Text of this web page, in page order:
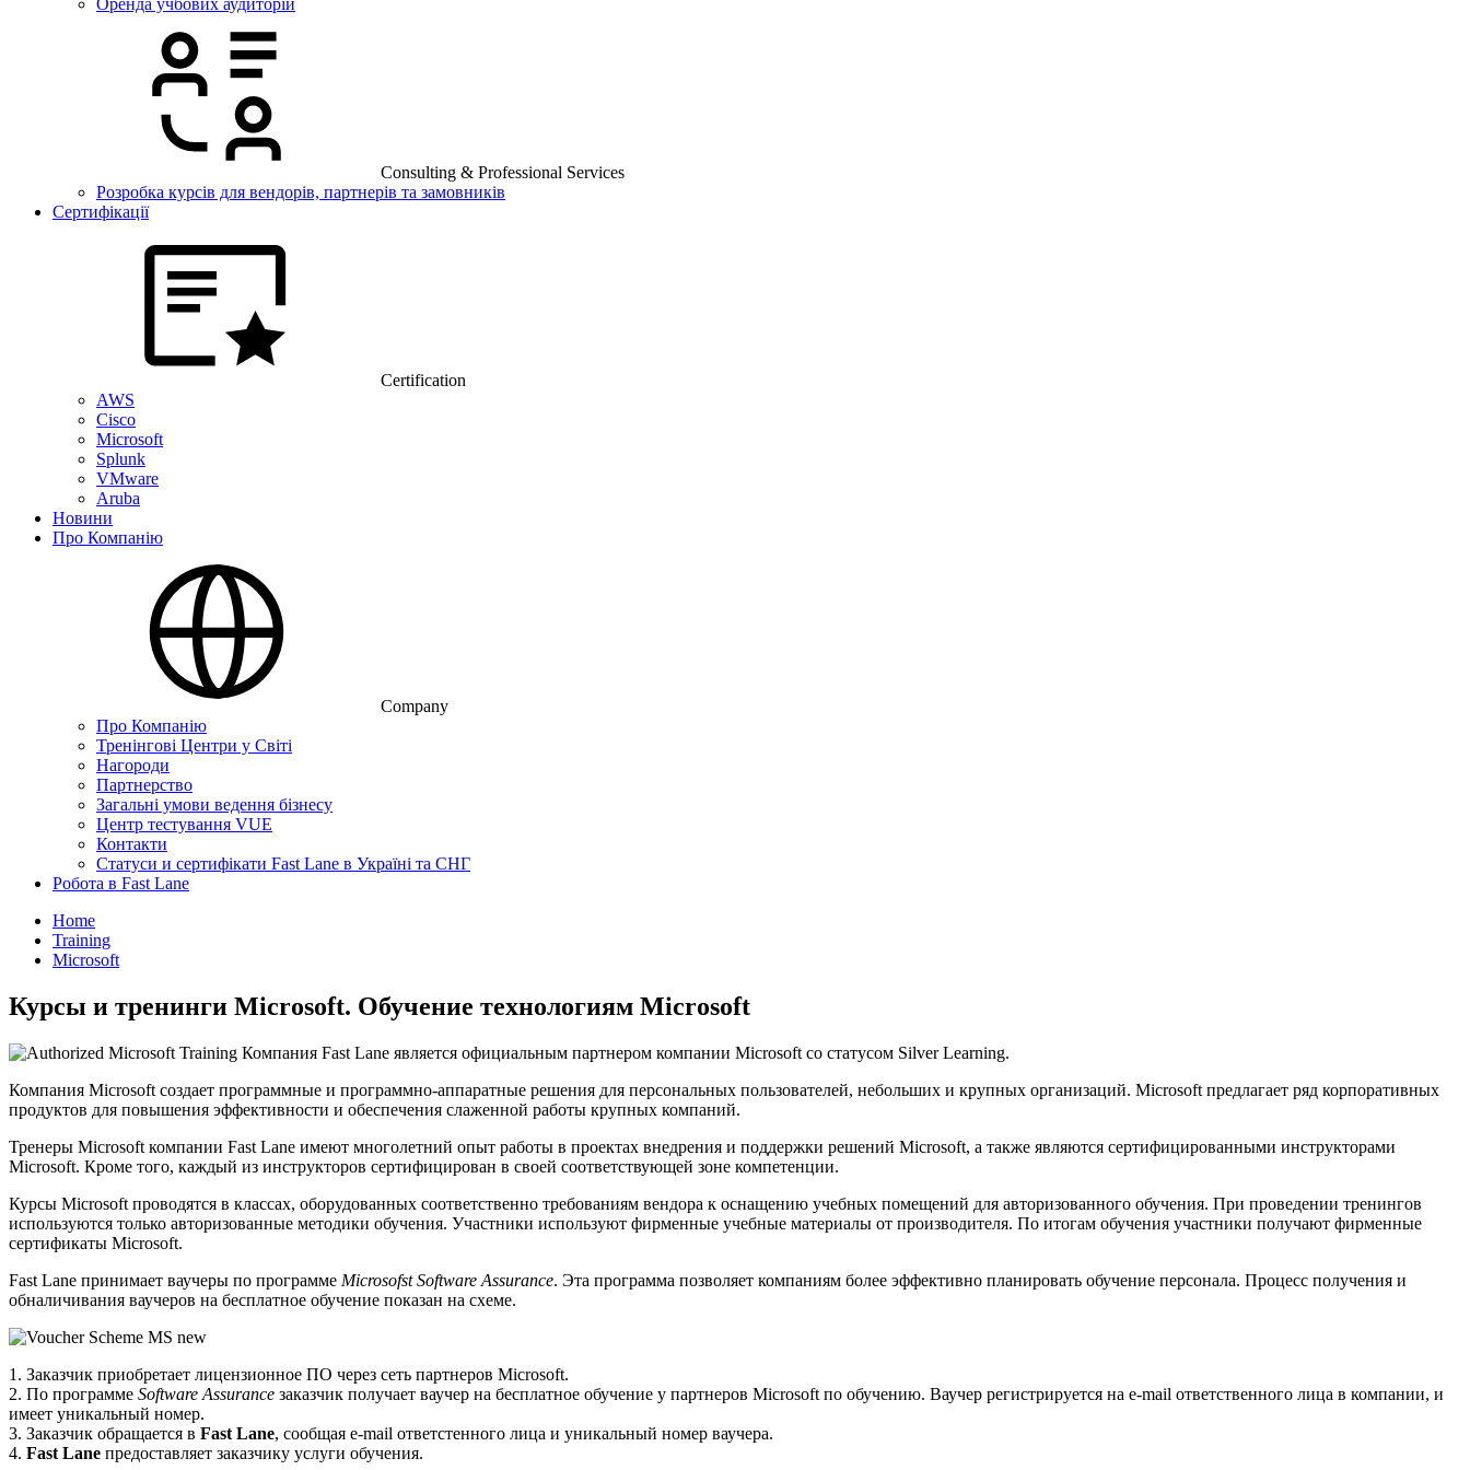
Оренда учбових аудиторій
Consulting & Professional Services
Розробка курсів для вендорів, партнерів та замовників
Сертифікації
Certification
AWS
Cisco
Microsoft
Splunk
VMware
Aruba
Новини
Про Компанію
Company
Про Компанію
Тренінгові Центри у Світі
Нагороди
Партнерство
Загальні умови ведення бізнесу
Центр тестування VUE
Контакти
Статуси и сертифікати Fast Lane в Україні та СНГ
Робота в Fast Lane
Home
Training
Microsoft
Курсы и тренинги Microsoft. Обучение технологиям Microsoft
Компания Fast Lane является официальным партнером компании Microsoft со статусом Silver Learning.
Компания Microsoft создает программные и программно-аппаратные решения для персональных пользователей, небольших и крупных организаций. Microsoft предлагает ряд корпоративных
продуктов для повышения эффективности и обеспечения слаженной работы крупных компаний.
Тренеры Microsoft компании Fast Lane имеют многолетний опыт работы в проектах внедрения и поддержки решений Microsoft, а также являются сертифицированными инструкторами
Microsoft. Кроме того, каждый из инструкторов сертифицирован в своей соответствующей зоне компетенции.
Курсы Microsoft проводятся в классах, оборудованных соответственно требованиям вендора к оснащению учебных помещений для авторизованного обучения. При проведении тренингов
используются только авторизованные методики обучения. Участники используют фирменные учебные материалы от производителя. По итогам обучения участники получают фирменные
сертификаты Microsoft.
Fast Lane принимает ваучеры по программе Microsofst Software Assurance. Эта программа позволяет компаниям более эффективно планировать обучение персонала. Процесс получения и
обналичивания ваучеров на бесплатное обучение показан на схеме.
1. Заказчик приобретает лицензионное ПО через сеть партнеров Microsoft.
2. По программе Software Assurance заказчик получает ваучер на бесплатное обучение у партнеров Microsoft по обучению. Ваучер регистрируется на e-mail ответственного лица в компании, и
имеет уникальный номер.
3. Заказчик обращается в Fast Lane, сообщая e-mail ответстенного лица и уникальный номер ваучера.
4. Fast Lane предоставляет заказчику услуги обучения.